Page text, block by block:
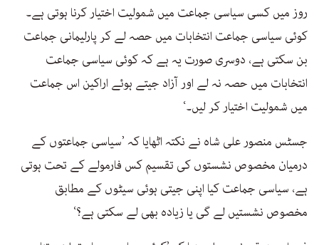
روز میں کسی سیاسی جماعت میں شمولیت اختیار کرنا ہوتی ہے۔
کوئی سیاسی جماعت انتخابات میں حصہ لے کر پارلیمانی جماعت
بن سکتی ہے، دوسری صورت یہ ہے کہ کوئی سیاسی جماعت
انتخابات میں حصہ نہ لے اور آزاد جیتے ہوئے اراکین اس جماعت
میں شمولیت اختیار کر لیں۔‘
جسٹس منصور علی شاہ نے نکتہ اٹھایا کہ ’سیاسی جماعتوں کے
درمیان مخصوص نشستوں کی تقسیم کس فارمولے کے تحت ہوتی
ہے، سیاسی جماعت کیا اپنی جیتی ہوئی سیٹوں کے مطابق
مخصوص نشستیں لے گی یا زیادہ بھی لے سکتی ہے؟‘